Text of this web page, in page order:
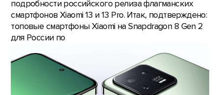
подробности российского релиза флагманских
смартфонов Xiaomi 13 и 13 Pro. Итак, подтверждено:
топовые смартфоны Xiaomi на Snapdragon 8 Gen 2
для России по